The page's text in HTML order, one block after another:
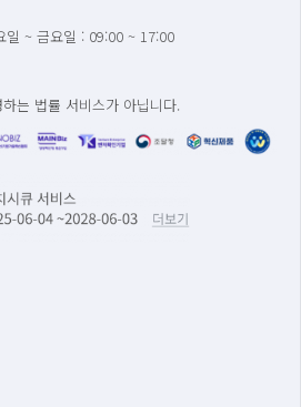
~ 금요일 : 09:00 ~ 17:00
는 법률 서비스가 아닙니다.